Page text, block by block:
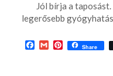
Jól bírja a
legerősebb
Facebook
GmailPinterest
Share